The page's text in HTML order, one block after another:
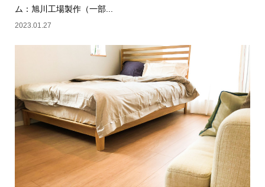
ム：旭川工場製作（一部...
2023.01.27